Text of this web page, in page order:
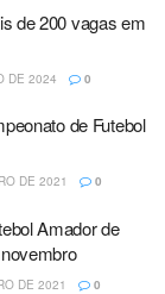
de 200 vagas em
DE 2024 0
de Futebol
DE 2021 0
Amador de
DE 2021 0